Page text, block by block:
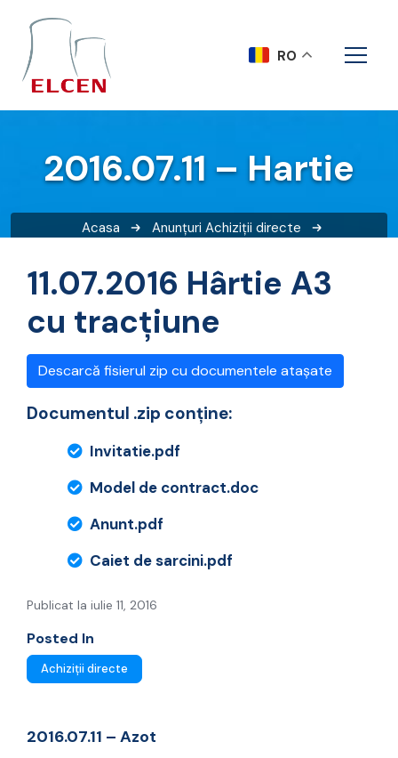
2016.07.11 – Hartie
Acasa Anunțuri Achiziții directe
11.07.2016 Hârtie A3
cu tracțiune
Descarcă fisierul zip cu documentele atașate
Documentul .zip conține:
Invitatie.pdf
Model de contract.doc
Anunt.pdf
Caiet de sarcini.pdf
Publicat la iulie 11, 2016
Posted In
Achiziții directe
2016.07.11 – Azot
RO